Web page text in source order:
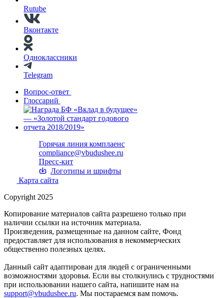
Rutube
Вконтакте
Одноклассники
Telegram
Вопрос-ответ
Глоссарий
Горячая линия комплаенс
compliance@vbudushee.ru
Пресс-кит
Логотипы и шрифты
Карта сайта
Copyright 2025
Копирование материалов сайта разрешено только при
наличии ссылки на источник материала.
Произведения, размещенные на данном сайте, Фонд
предоставляет для использования в некоммерческих
общественно полезных целях.
Данный сайт адаптирован для людей с ограниченными
возможностями здоровья. Если вы столкнулись с трудностями
при использовании нашего сайта, напишите нам на
support@vbudushee.ru. Мы постараемся вам помочь.